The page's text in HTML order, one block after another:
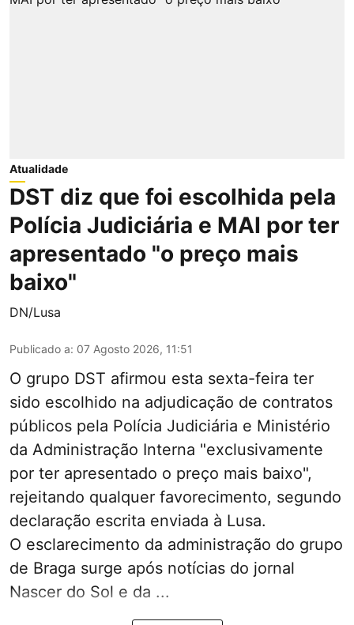
Atualidade
DST diz que foi escolhida pela
Polícia Judiciária e MAI por ter
apresentado "o preço mais
baixo"
DN/Lusa
Publicado a: 07 Agosto 2026, 11:51
O grupo DST afirmou esta sexta-feira ter
sido escolhido na adjudicação de contratos
públicos pela Polícia Judiciária e Ministério
da Administração Interna "exclusivamente
por ter apresentado o preço mais baixo",
rejeitando qualquer favorecimento, segundo
declaração escrita enviada à Lusa.
O esclarecimento da administração do grupo
de Braga surge após notícias do jornal
Nascer do Sol e da ...